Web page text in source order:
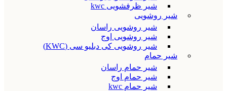
شیر ظرفشویی kwc
شیر روشویی
شیر روشویی راسان
شیر روشویی اوج
شیر روشویی کی دبلیو سی (KWC)
شیر حمام
شیر حمام راسان
شیر حمام اوج
شیر حمام kwc